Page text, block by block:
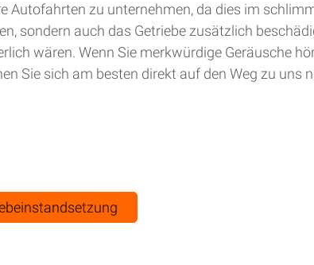
Autofahrten zu unternehmen, da dies im
sondern auch das Getriebe zusätzlich
wären. Wenn Sie merkwürdige Geräusche
Sie sich am besten direkt auf den Weg zu uns